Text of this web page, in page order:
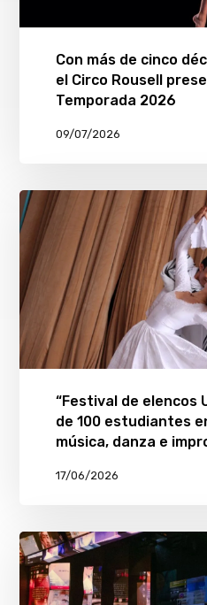
Con más de cinco
el Circo Rousell
Temporada 2026
09/07/2026
“Festival de elencos
de 100 estudiantes
música, danza e
17/06/2026